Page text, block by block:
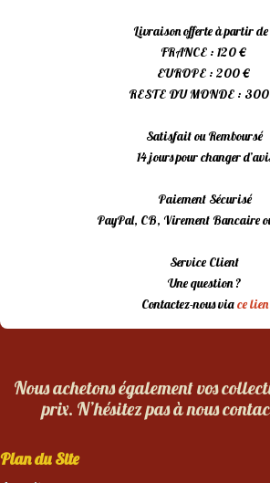
Livraison offerte à partir
FRANCE : 120 €
EUROPE : 200 €
RESTE DU MONDE :
Satisfait ou Remboursé
14 jours pour changer
Paiement Sécurisé
PayPal, CB, Virement Bancaire
Service Client
Une question ?
Contactez-nous viace lien
Nous achetons également vos
prix. N’hésitez pas à nous
Plan du Site